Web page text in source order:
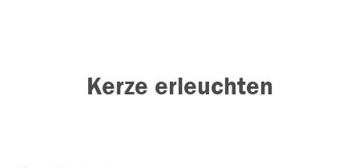
Kerze erleuchten